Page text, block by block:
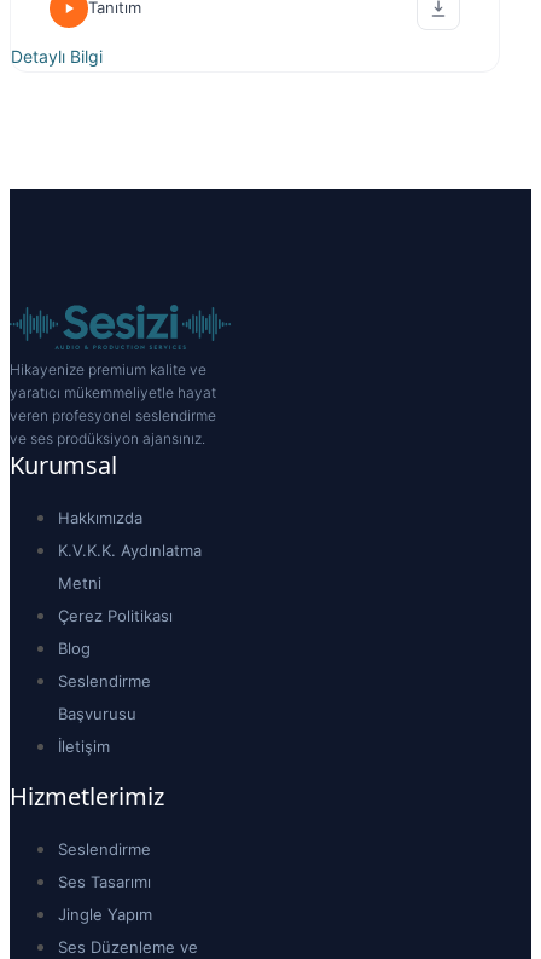
Tanıtım
Detaylı Bilgi
Hikayenize premium kalite ve
yaratıcı mükemmeliyetle hayat
veren profesyonel seslendirme
ve ses prodüksiyon ajansınız.
Kurumsal
Hakkımızda
K.V.K.K. Aydınlatma
Metni
Çerez Politikası
Blog
Seslendirme
Başvurusu
İletişim
Hizmetlerimiz
Seslendirme
Ses Tasarımı
Jingle Yapım
Ses Düzenleme ve